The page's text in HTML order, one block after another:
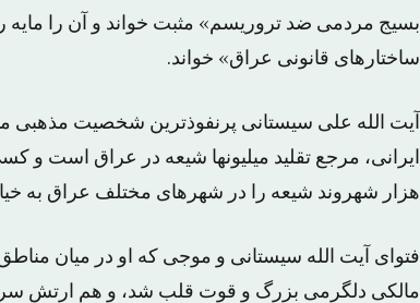
بسیج مردمی ضد تروریسم» مثبت خواند و آن را
ساختارهای قانونی عراق» خواند.
ایرانی، مرجع تقلید میلیونها شیعه در عراق است
هزار شهروند شیعه را در شهرهای مختلف عراق به
فتوای آیت الله سیستانی و موجی که او در میان
مالکی دلگرمی بزرگ و قوت قلب شد، و هم ارتش